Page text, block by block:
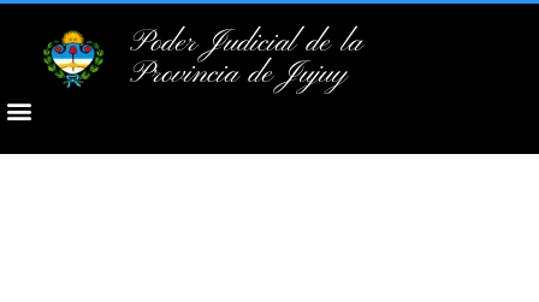
Poder Judicial de la
Provincia de Jujuy